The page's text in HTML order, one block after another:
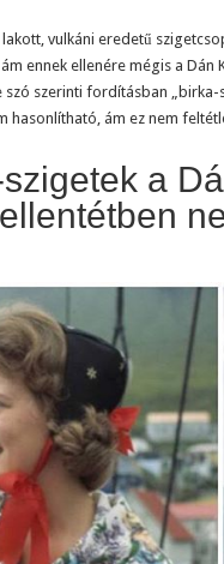
vulkáni eredetű
ennek ellenére mégis a Dán
szó szerinti fordításban
hasonlítható, ám ez nem
a